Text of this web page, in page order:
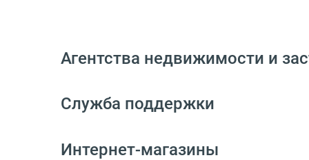
Агентства недвижимости и
Служба поддержки
Интернет-магазины